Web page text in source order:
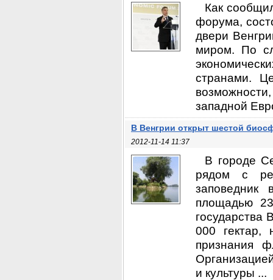
Как
форума,
двери
миром. По
странами.
западной
В Венгрии открыт шестой
2012-11-14 11:37
В городе
рядом с
площадью
государства
000 гектар,
признания
и культуры ...